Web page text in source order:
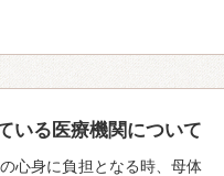
いる医療機関について
心身に負担となる時、母体